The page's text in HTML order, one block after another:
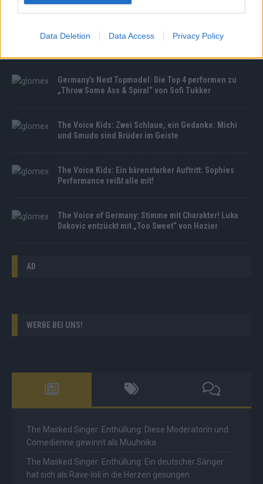
Data Deletion Data Access Privacy Policy
MEDIATHEK
The Voice of Germany: Gewinnerperformance: Anne
Germany’s Next Topmodel: Die Top 4 performen zu
„Throw Some Ass & Spiral“ von Sofi Tukker
The Voice Kids: Zwei Schlaue, ein Gedanke: Michi
und Smudo sind Brüder im Geiste
The Voice Kids: Ein bärenstarker Auftritt: Sophies
Performance reißt alle mit!
The Voice of Germany: Stimme mit Charakter! Luka
Dakovic entzückt mit „Too Sweet“ von Hozier
AD
WERBE BEI UNS!
The Masked Singer: Enthüllung: Diese Moderatorin und
Comedienne gewinnt als Muuhnika
The Masked Singer: Enthüllung: Ein deutscher Sänger
hat sich als Rave-Ioli in die Herzen gesungen